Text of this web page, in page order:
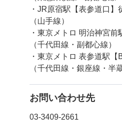
・JR原宿駅【表参道口】
（山手線）
・東京メトロ 明治神宮
（千代田線・副都心線）
・東京メトロ 表参道駅
（千代田線・銀座線・半
お問い合わせ先
03-3409-2661